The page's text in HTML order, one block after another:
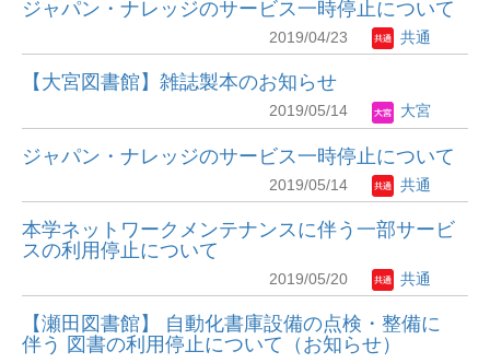
ジャパン・ナレッジのサービス一時停止について
2019/04/23 共通
【大宮図書館】雑誌製本のお知らせ
2019/05/14 大宮
ジャパン・ナレッジのサービス一時停止について
2019/05/14 共通
本学ネットワークメンテナンスに伴う一部サービ
スの利用停止について
2019/05/20 共通
【瀬田図書館】 自動化書庫設備の点検・整備に
伴う 図書の利用停止について（お知らせ）